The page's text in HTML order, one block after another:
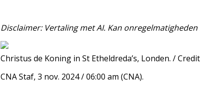
Disclaimer: Vertaling met AI. Kan
Christus de Koning in St Etheldreda’s, Londen. /
CNA Staf, 3 nov. 2024 / 06:00 am (CNA).